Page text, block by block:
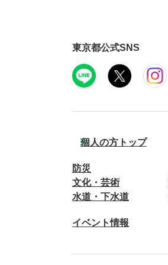
東京都公式SNS
個人の方トップ
防災
文化・芸術
水道・下水道
イベント情報